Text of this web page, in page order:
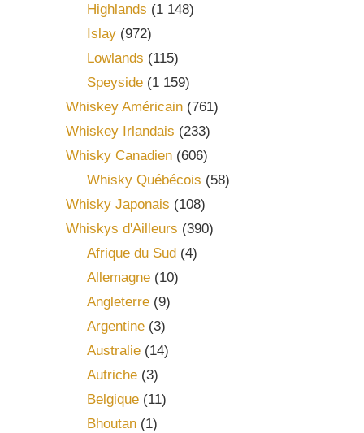
Highlands (1 148)
Islay(972)
Lowlands (115)
Speyside(1 159)
Whiskey Américain (761)
Whiskey Irlandais (233)
Whisky Canadien (606)
Whisky Québécois (58)
Whisky Japonais (108)
Whiskys d'Ailleurs (390)
Afrique du Sud (4)
Allemagne(10)
Angleterre(9)
Argentine(3)
Australie(14)
Autriche(3)
Belgique(11)
Bhoutan(1)